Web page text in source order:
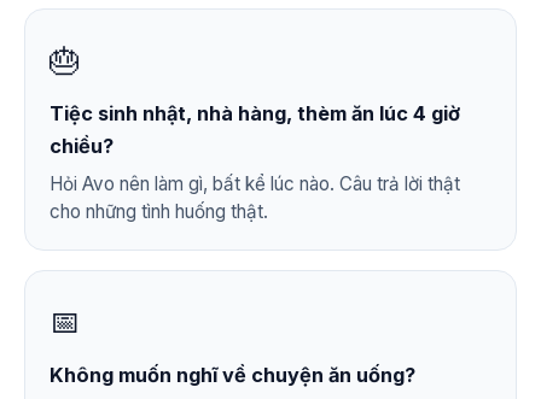
🎂
Tiệc sinh nhật, nhà hàng, thèm ăn lúc 4 giờ
chiều?
Hỏi Avo nên làm gì, bất kể lúc nào. Câu trả lời thật
cho những tình huống thật.
📅
Không muốn nghĩ về chuyện ăn uống?